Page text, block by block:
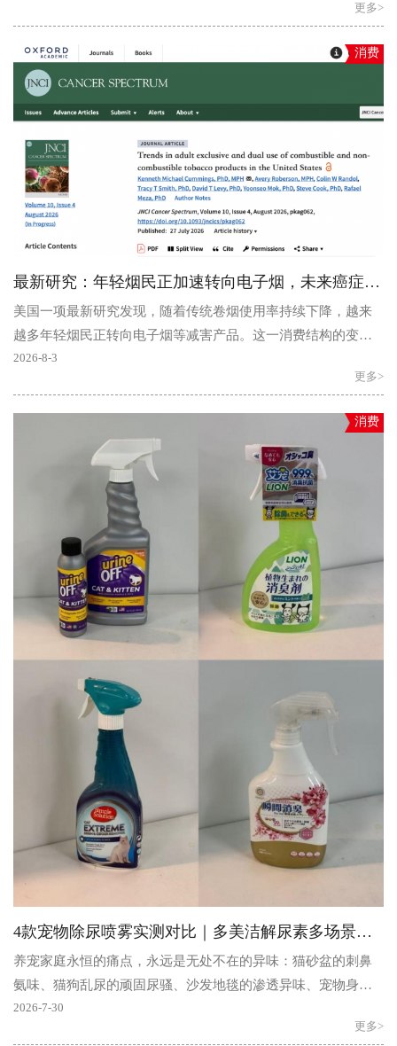
更多>
消费
最新研究：年轻烟民正加速转向电子烟，未来癌症负担有望下降
美国一项最新研究发现，随着传统卷烟使用率持续下降，越来
越多年轻烟民正转向电子烟等减害产品。这一消费结构的变化
将在未来数十年里让传统烟草导致的健康危害持续减轻，彻..
2026-8-3
更多>
消费
4款宠物除尿喷雾实测对比｜多美洁解尿素多场景全能除臭
养宠家庭永恒的痛点，永远是无处不在的异味：猫砂盆的刺鼻
氨味、猫狗乱尿的顽固尿骚、沙发地毯的渗透异味、宠物身上
的体味、密闭房间的闷臭味……市面上宠物除臭喷雾五花八..
2026-7-30
更多>